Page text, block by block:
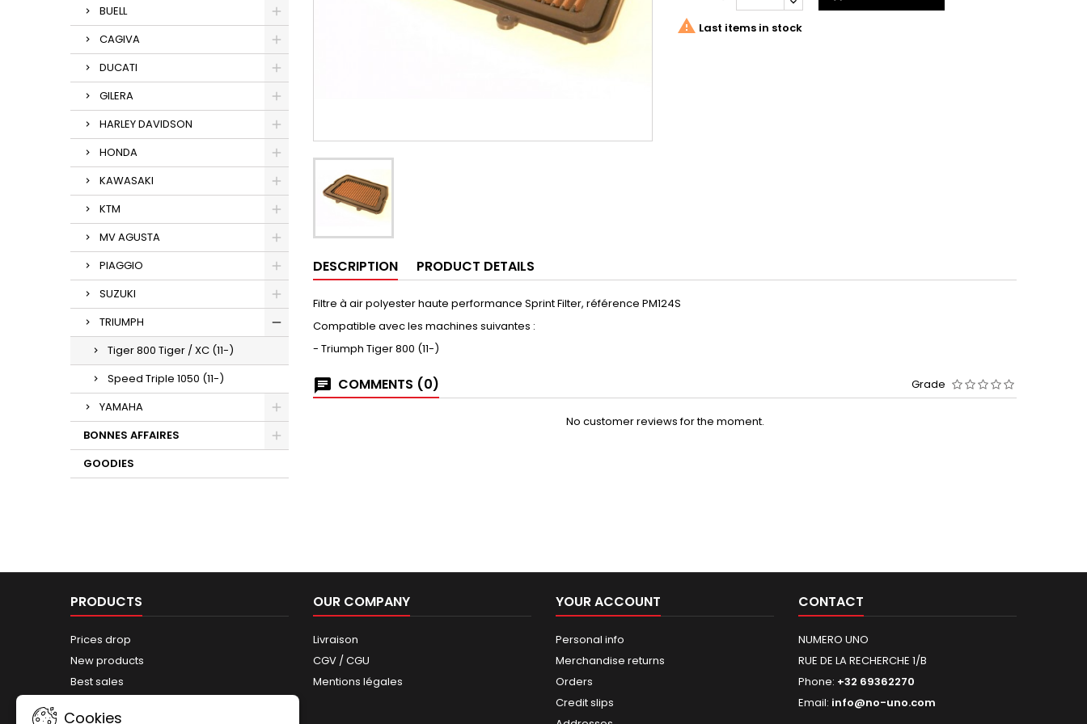
BUELL
CAGIVA
DUCATI
GILERA
HARLEY DAVIDSON
HONDA
KAWASAKI
KTM
MV AGUSTA
PIAGGIO
SUZUKI
TRIUMPH
Tiger 800 Tiger / XC (11-)
Speed Triple 1050 (11-)
YAMAHA
BONNES AFFAIRES
GOODIES
 Last items in stock
DESCRIPTION PRODUCT DETAILS
Filtre à air polyester haute performance Sprint Filter, référence PM124S
Compatible avec les machines suivantes :
- Triumph Tiger 800 (11-)
COMMENTS (0) Grade
No customer reviews for the moment.
PRODUCTS
Prices drop
New products
Best sales
OUR COMPANY
Livraison
CGV / CGU
Mentions légales
YOUR ACCOUNT
Personal info
Merchandise returns
Orders
Credit slips
CONTACT
NUMERO UNO
RUE DE LA RECHERCHE 1/B
Phone: +32 69362270
Email: info@no-uno.com
Cookies